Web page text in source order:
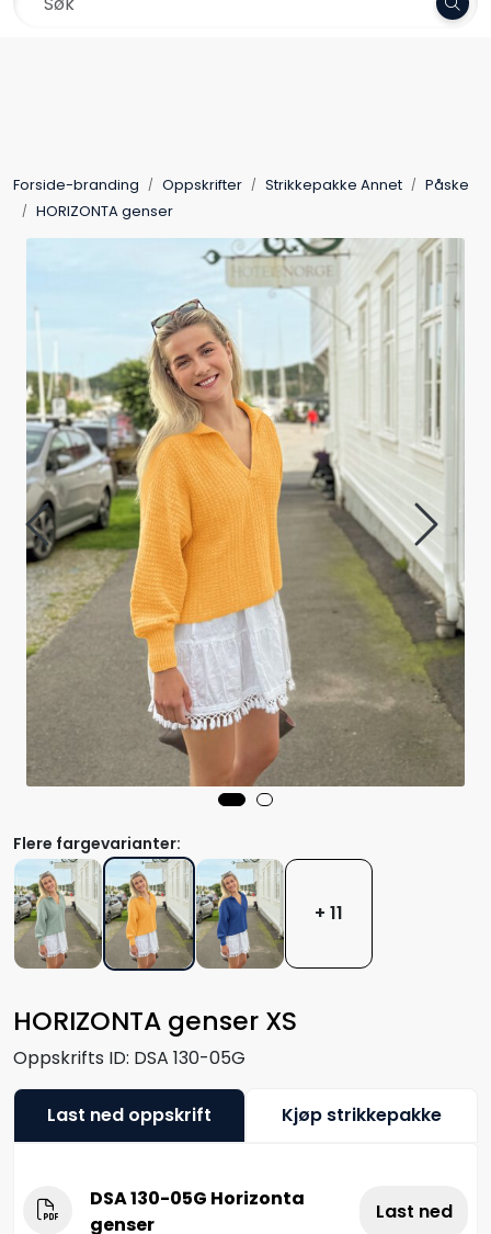
Skip to main content
Forside-branding Oppskrifter Strikkepakke Annet
Påske
HORIZONTA genser
HORIZONTA genser XS
Oppskrifts ID: DSA 130-05G
Flere fargevarianter:
+ 11
Last ned oppskrift Kjøp strikkepakke
DSA 130-05G Horizonta
genser
Last ned
Kolleksjoner
Outlet